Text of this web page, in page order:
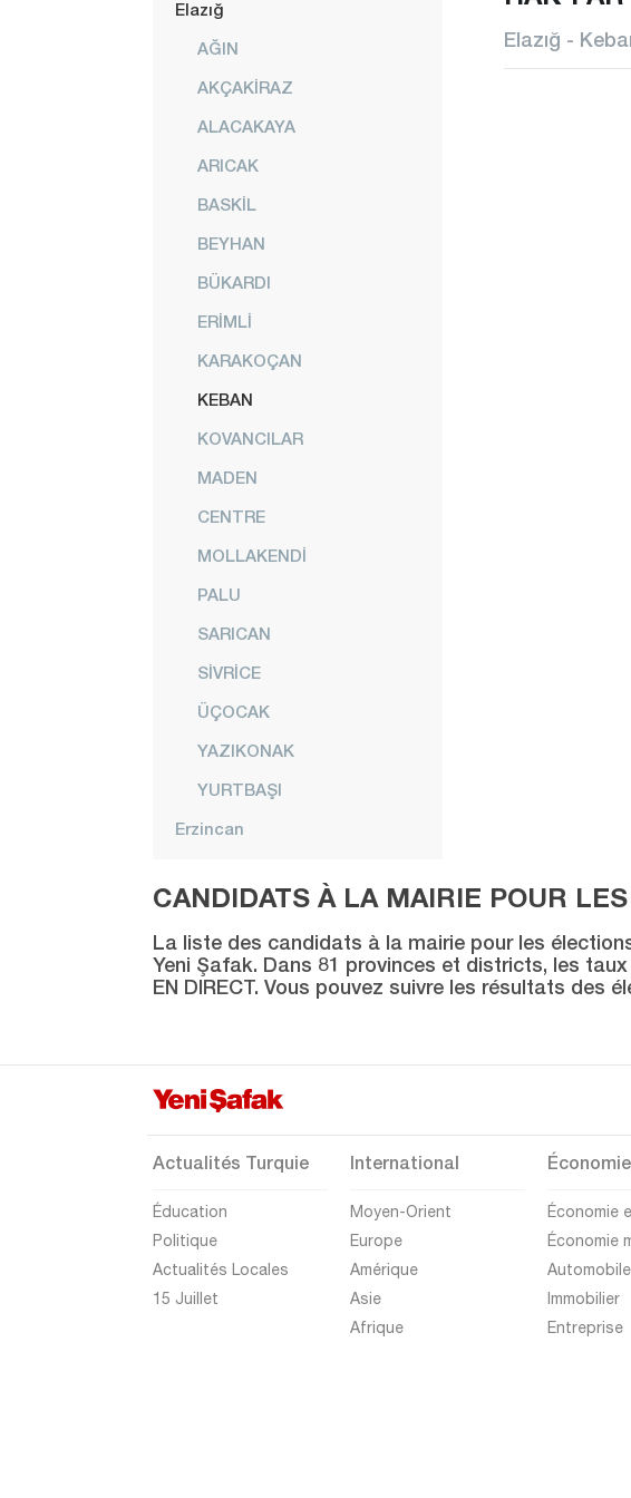
Elazığ
AĞIN
AKÇAKİRAZ
ALACAKAYA
ARICAK
BASKİL
BEYHAN
BÜKARDI
ERİMLİ
KARAKOÇAN
KEBAN
KOVANCILAR
MADEN
CENTRE
MOLLAKENDİ
PALU
SARICAN
SİVRİCE
ÜÇOCAK
YAZIKONAK
YURTBAŞI
Erzincan
Eskişehir
Gaziantep
Giresun
Hakkari
Hatay
Iğdır
Kahramanmaraş
Karaman
Elazığ -
CANDIDATS À LA MAIRIE POUR
La liste des candidats à la mairie pour les
Yeni Şafak. Dans 81 provinces et districts, les
EN DIRECT. Vous pouvez suivre les résultats des
Actualités Turquie
Éducation
Politique
Actualités Locales
15 Juillet
International
Moyen-Orient
Europe
Amérique
Asie
Afrique
Économie
Économie
Économie
Automobile
Immobilier
Entreprise